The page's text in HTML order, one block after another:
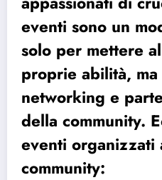
eventi sono un
solo per mettere
proprie abilità,
networking e
della community.
eventi organizzati
community: